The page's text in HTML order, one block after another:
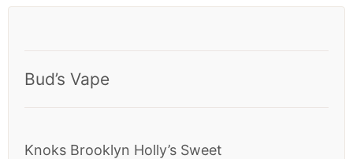
Bud’s Vape
Knoks Brooklyn Holly’s Sweet